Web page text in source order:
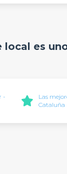
local es
-
Las
Cataluña